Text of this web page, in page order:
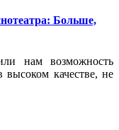
Больше,
нам возможность
высоком качестве, не